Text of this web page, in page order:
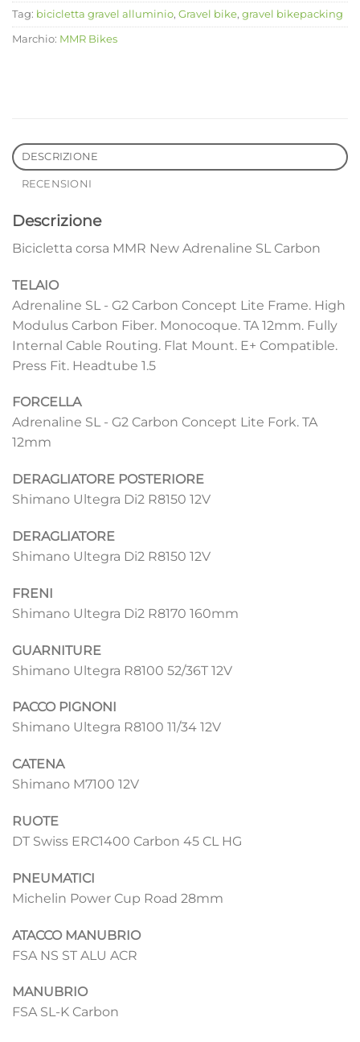
Tag: bicicletta gravel alluminio, Gravel bike, gravel bikepacking
Marchio: MMR Bikes
DESCRIZIONE
RECENSIONI
Descrizione
Bicicletta corsa MMR New Adrenaline SL Carbon
TELAIO
Adrenaline SL - G2 Carbon Concept Lite Frame. High
Modulus Carbon Fiber. Monocoque. TA 12mm. Fully
Internal Cable Routing. Flat Mount. E+ Compatible.
Press Fit. Headtube 1.5
FORCELLA
Adrenaline SL - G2 Carbon Concept Lite Fork. TA
12mm
DERAGLIATORE POSTERIORE
Shimano Ultegra Di2 R8150 12V
DERAGLIATORE
Shimano Ultegra Di2 R8150 12V
FRENI
Shimano Ultegra Di2 R8170 160mm
GUARNITURE
Shimano Ultegra R8100 52/36T 12V
PACCO PIGNONI
Shimano Ultegra R8100 11/34 12V
CATENA
Shimano M7100 12V
RUOTE
DT Swiss ERC1400 Carbon 45 CL HG
PNEUMATICI
Michelin Power Cup Road 28mm
ATACCO MANUBRIO
FSA NS ST ALU ACR
MANUBRIO
FSA SL-K Carbon